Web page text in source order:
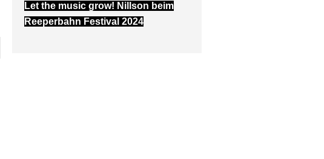
Let the music grow! Nillson beim
Reeperbahn Festival 2024